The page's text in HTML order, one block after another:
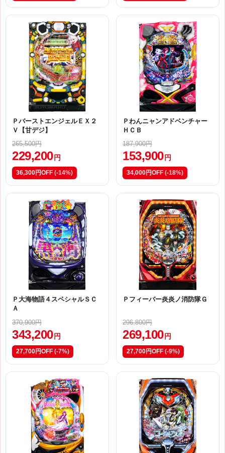
ＰバーストエンジェルＥＸ２
Ｖ【甘デジ】
265,500円
229,200 円
36,300円OFF (-14%)
Ｐわんニャンアドベンチャー
ＨＣＢ
187,900円
153,900 円
34,000円OFF (-18%)
Ｐ大海物語４スペシャルＳＣ
Ａ
370,900円
343,200 円
27,700円OFF (-7%)
Ｐフィーバー炎炎ノ消防隊Ｇ
296,800円
269,100 円
27,700円OFF (-9%)